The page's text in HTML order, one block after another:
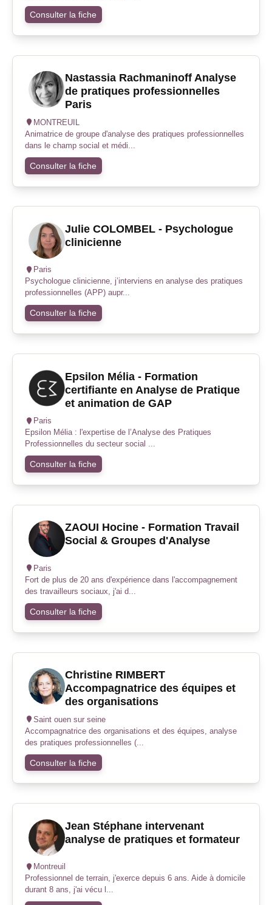
Consulter la fiche
Nastassia Rachmaninoff Analyse
de pratiques professionnelles
Paris
MONTREUIL
Animatrice de groupe d'analyse des pratiques professionnelles
dans le champ social et médi...
Consulter la fiche
Julie COLOMBEL - Psychologue
clinicienne
Paris
Psychologue clinicienne, j’interviens en analyse des pratiques
professionnelles (APP) aupr...
Consulter la fiche
Epsilon Mélia - Formation
certifiante en Analyse de Pratique
et animation de GAP
Paris
Epsilon Mélia : l'expertise de l’Analyse des Pratiques
Professionnelles du secteur social ...
Consulter la fiche
ZAOUI Hocine - Formation Travail
Social & Groupes d'Analyse
Paris
Fort de plus de 20 ans d'expérience dans l'accompagnement
des travailleurs sociaux, j'ai d...
Consulter la fiche
Christine RIMBERT
Accompagnatrice des équipes et
des organisations
Saint ouen sur seine
Accompagnatrice des organisations et des équipes, analyse
des pratiques professionnelles (...
Consulter la fiche
Jean Stéphane intervenant
analyse de pratiques et formateur
Montreuil
Professionnel de terrain, j'exerce depuis 6 ans. Aide à domicile
durant 8 ans, j'ai vécu l...